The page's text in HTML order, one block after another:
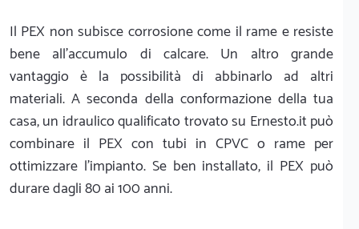
Il PEX non subisce corrosione come il rame e resiste
bene all'accumulo di calcare. Un altro grande
vantaggio è la possibilità di abbinarlo ad altri
materiali. A seconda della conformazione della tua
casa, un idraulico qualificato trovato su Ernesto.it può
combinare il PEX con tubi in CPVC o rame per
ottimizzare l'impianto. Se ben installato, il PEX può
durare dagli 80 ai 100 anni.